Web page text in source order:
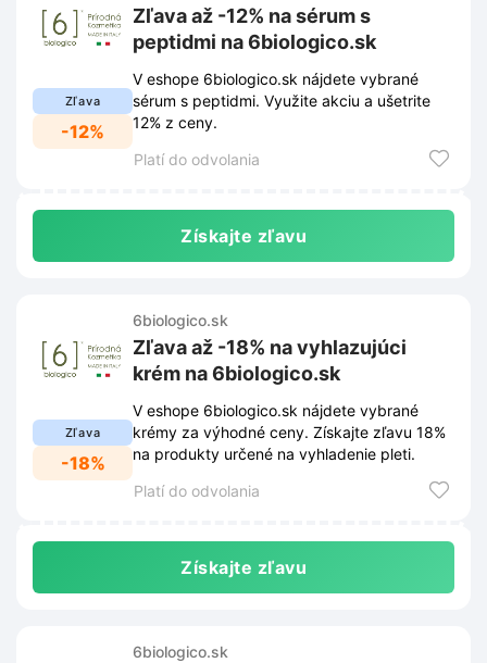
Zľava
-12%
Zľava až -12% na sérum s
peptidmi na 6biologico.sk
V eshope 6biologico.sk nájdete vybrané
sérum s peptidmi. Využite akciu a ušetrite
12% z ceny.
Platí do odvolania
Získajte zľavu
Zľava
-18%
6biologico.sk
Zľava až -18% na vyhlazujúci
krém na 6biologico.sk
V eshope 6biologico.sk nájdete vybrané
krémy za výhodné ceny. Získajte zľavu 18%
na produkty určené na vyhladenie pleti.
Platí do odvolania
Získajte zľavu
6biologico.sk